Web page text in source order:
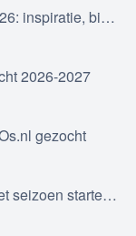
SummerEvent / Lerarendag 2026: inspiratie, bijscholing en ontmoeting
2026-2027
gezocht
Winter Kick Off 2026: samen het seizoen starten in Sölden